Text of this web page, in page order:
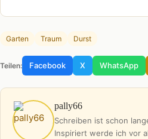
Garten Traum Durst
Teilen: Facebook X WhatsApp
pally66
Schreiben ist schon
Inspiriert werde ich vor